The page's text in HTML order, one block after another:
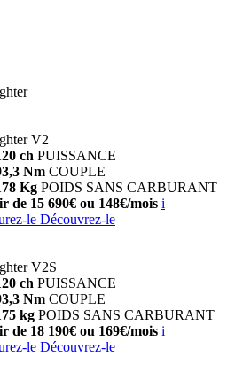
V2
ch PUISSANCE
Nm COUPLE
Kg POIDS SANS CARBURANT
de 15 690€ ou 148€/mois i
le Découvrez-le
V2S
ch PUISSANCE
Nm COUPLE
kg POIDS SANS CARBURANT
de 18 190€ ou 169€/mois i
le Découvrez-le